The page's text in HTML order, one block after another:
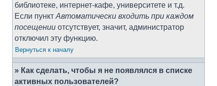
библиотеке, интернет-кафе, университете и т.д.
Если пункт Автоматически входить при каждом
посещении отсутствует, значит, администратор
отключил эту функцию.
Вернуться к началу
» Как сделать, чтобы я не появлялся в списке
активных пользователей?